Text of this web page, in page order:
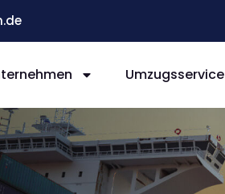
Umzugsservice